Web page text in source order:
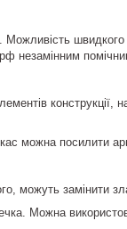
незамінним
конструкції,
можна посилити
можуть замінити
Можна